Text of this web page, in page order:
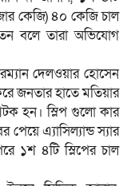
কেজি) ৪০ কেজি চাল
বলে তারা অভিযোগ
দেলওয়ার হোসেন
জনতার হাতে মতিয়ার
হন। স্লিপ গুলো কার
এ্যাসিল্যান্ড স্যার
১শ ৪টি স্লিপের চাল